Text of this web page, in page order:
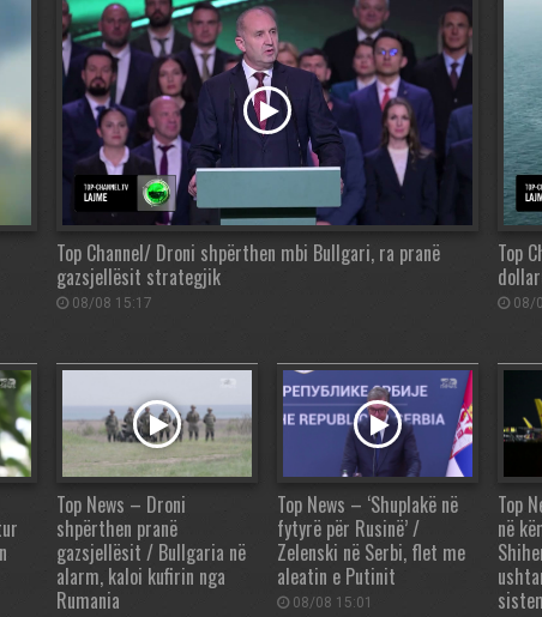
Top Channel/ Droni shpërthen mbi Bullgari, ra pranë
gazsjellësit strategjik
08/08 15:17
Top
08/
Top News – Droni
shpërthen pranë
gazsjellësit / Bullgaria në
alarm, kaloi kufirin nga
Rumania
Top News – ‘Shuplakë në
fytyrë për Rusinë’ /
Zelenski në Serbi, flet me
aleatin e Putinit
08/08 15:01
Top
në